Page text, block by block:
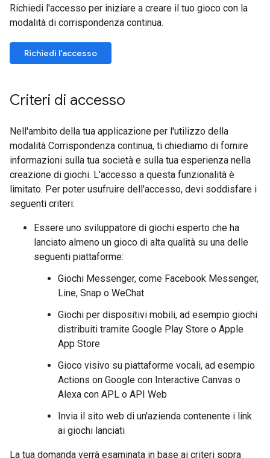
Richiedi l'accesso per iniziare a creare il tuo gioco con la
modalità di corrispondenza continua.
Richiedi l'accesso
Criteri di accesso
Nell'ambito della tua applicazione per l'utilizzo della
modalità Corrispondenza continua, ti chiediamo di fornire
informazioni sulla tua società e sulla tua esperienza nella
creazione di giochi. L'accesso a questa funzionalità è
limitato. Per poter usufruire dell'accesso, devi soddisfare i
seguenti criteri:
Essere uno sviluppatore di giochi esperto che ha
lanciato almeno un gioco di alta qualità su una delle
seguenti piattaforme:
Giochi Messenger, come Facebook Messenger,
Line, Snap o WeChat
Giochi per dispositivi mobili, ad esempio giochi
distribuiti tramite Google Play Store o Apple
App Store
Gioco visivo su piattaforme vocali, ad esempio
Actions on Google con Interactive Canvas o
Alexa con APL o API Web
Invia il sito web di un'azienda contenente i link
ai giochi lanciati
La tua domanda verrà esaminata in base ai criteri sopra